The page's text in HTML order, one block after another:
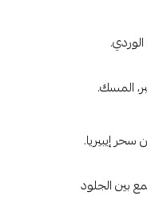
المسك.
إيبيريا.
بين الجلود